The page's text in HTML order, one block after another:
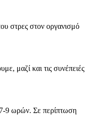
στρες στον οργανισμό
μαζί και τις συνέπειές
7-9 ωρών. Σε περίπτωση